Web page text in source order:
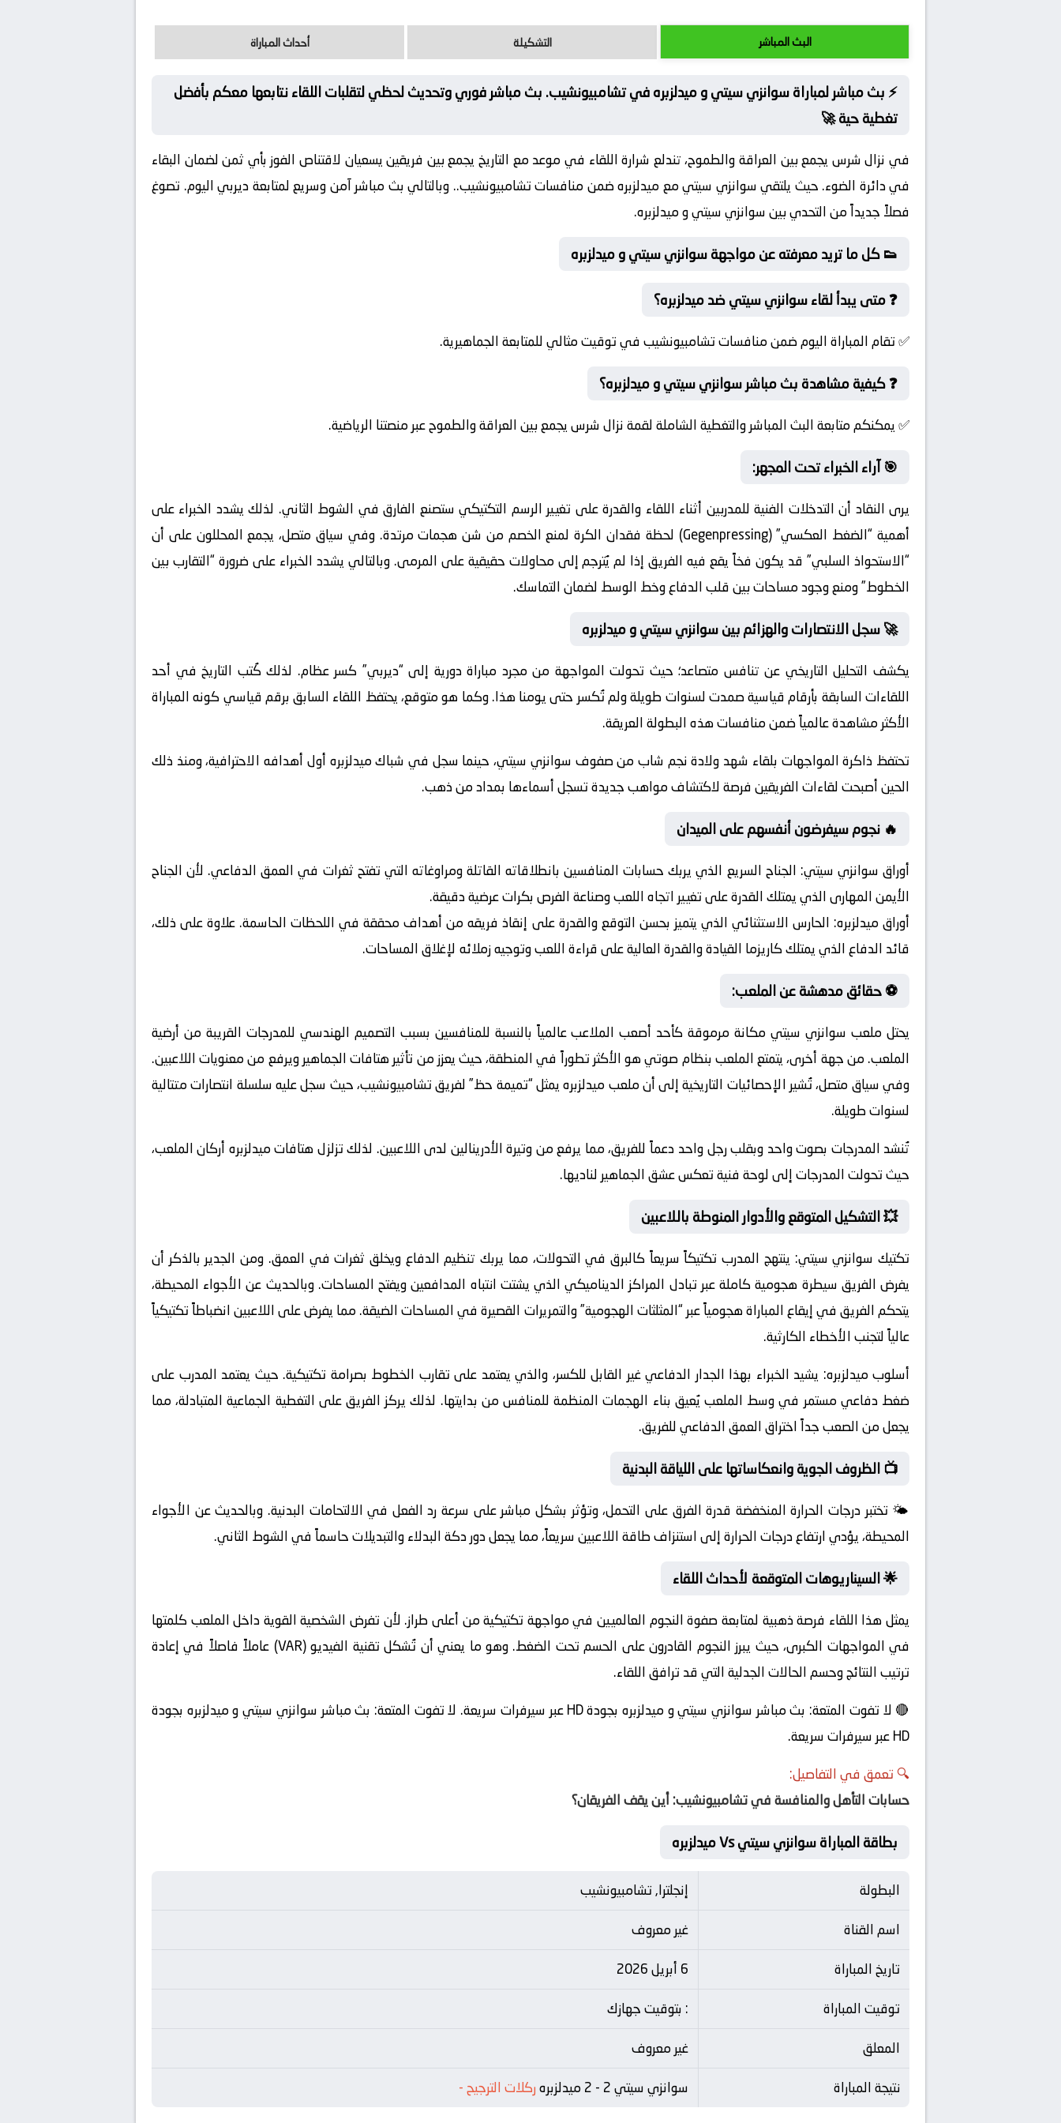
البث المباشر التشكيلة أحداث المباراة
⚡ بث مباشر لمباراة سوانزي سيتي و ميدلزبره في تشامبيونشيب. بث مباشر فوري وتحديث لحظي لتقلبات اللقاء نتابعها معكم بأفضل
تغطية حية 🚀
في نزال شرس يجمع بين العراقة والطموح، تندلع شرارة اللقاء في موعد مع التاريخ يجمع بين فريقين يسعيان لاقتناص الفوز بأي ثمن لضمان البقاء
في دائرة الضوء. حيث يلتقي سوانزي سيتي مع ميدلزبره ضمن منافسات تشامبيونشيب.. وبالتالي بث مباشر آمن وسريع لمتابعة ديربي اليوم. تصوغ
فصلاً جديداً من التحدي بين سوانزي سيتي و ميدلزبره.
👟 كل ما تريد معرفته عن مواجهة سوانزي سيتي و ميدلزبره
❓ متى يبدأ لقاء سوانزي سيتي ضد ميدلزبره؟
✅ تقام المباراة اليوم ضمن منافسات تشامبيونشيب في توقيت مثالي للمتابعة الجماهيرية.
❓ كيفية مشاهدة بث مباشر سوانزي سيتي و ميدلزبره؟
✅ يمكنكم متابعة البث المباشر والتغطية الشاملة لقمة نزال شرس يجمع بين العراقة والطموح عبر منصتنا الرياضية.
🎯 آراء الخبراء تحت المجهر:
يرى النقاد أن التدخلات الفنية للمدربين أثناء اللقاء والقدرة على تغيير الرسم التكتيكي ستصنع الفارق في الشوط الثاني. لذلك يشدد الخبراء على
أهمية “الضغط العكسي” (Gegenpressing) لحظة فقدان الكرة لمنع الخصم من شن هجمات مرتدة. وفي سياق متصل، يجمع المحللون على أن
“الاستحواذ السلبي” قد يكون فخاً يقع فيه الفريق إذا لم يُترجم إلى محاولات حقيقية على المرمى. وبالتالي يشدد الخبراء على ضرورة “التقارب بين
الخطوط” ومنع وجود مساحات بين قلب الدفاع وخط الوسط لضمان التماسك.
🚀 سجل الانتصارات والهزائم بين سوانزي سيتي و ميدلزبره
يكشف التحليل التاريخي عن تنافس متصاعد؛ حيث تحولت المواجهة من مجرد مباراة دورية إلى “ديربي” كسر عظام. لذلك كُتب التاريخ في أحد
اللقاءات السابقة بأرقام قياسية صمدت لسنوات طويلة ولم تُكسر حتى يومنا هذا. وكما هو متوقع، يحتفظ اللقاء السابق برقم قياسي كونه المباراة
الأكثر مشاهدة عالمياً ضمن منافسات هذه البطولة العريقة.
تحتفظ ذاكرة المواجهات بلقاء شهد ولادة نجم شاب من صفوف سوانزي سيتي، حينما سجل في شباك ميدلزبره أول أهدافه الاحترافية، ومنذ ذلك
الحين أصبحت لقاءات الفريقين فرصة لاكتشاف مواهب جديدة تسجل أسماءها بمداد من ذهب.
🔥 نجوم سيفرضون أنفسهم على الميدان
أوراق سوانزي سيتي: الجناح السريع الذي يربك حسابات المنافسين بانطلاقاته القاتلة ومراوغاته التي تفتح ثغرات في العمق الدفاعي. لأن الجناح
الأيمن المهارى الذي يمتلك القدرة على تغيير اتجاه اللعب وصناعة الفرص بكرات عرضية دقيقة.
أوراق ميدلزبره: الحارس الاستثنائي الذي يتميز بحسن التوقع والقدرة على إنقاذ فريقه من أهداف محققة في اللحظات الحاسمة. علاوة على ذلك،
قائد الدفاع الذي يمتلك كاريزما القيادة والقدرة العالية على قراءة اللعب وتوجيه زملائه لإغلاق المساحات.
⚽ حقائق مدهشة عن الملعب:
يحتل ملعب سوانزي سيتي مكانة مرموقة كأحد أصعب الملاعب عالمياً بالنسبة للمنافسين بسبب التصميم الهندسي للمدرجات القريبة من أرضية
الملعب. من جهة أخرى، يتمتع الملعب بنظام صوتي هو الأكثر تطوراً في المنطقة، حيث يعزز من تأثير هتافات الجماهير ويرفع من معنويات اللاعبين.
وفي سياق متصل، تُشير الإحصائيات التاريخية إلى أن ملعب ميدلزبره يمثل “تميمة حظ” لفريق تشامبيونشيب، حيث سجل عليه سلسلة انتصارات متتالية
لسنوات طويلة.
تُنشد المدرجات بصوت واحد وبقلب رجل واحد دعماً للفريق، مما يرفع من وتيرة الأدرينالين لدى اللاعبين. لذلك تزلزل هتافات ميدلزبره أركان الملعب،
حيث تحولت المدرجات إلى لوحة فنية تعكس عشق الجماهير لناديها.
💥 التشكيل المتوقع والأدوار المنوطة باللاعبين
تكتيك سوانزي سيتي: ينتهج المدرب تكتيكاً سريعاً كالبرق في التحولات، مما يربك تنظيم الدفاع ويخلق ثغرات في العمق. ومن الجدير بالذكر أن
يفرض الفريق سيطرة هجومية كاملة عبر تبادل المراكز الديناميكي الذي يشتت انتباه المدافعين ويفتح المساحات. وبالحديث عن الأجواء المحيطة،
يتحكم الفريق في إيقاع المباراة هجومياً عبر “المثلثات الهجومية” والتمريرات القصيرة في المساحات الضيقة. مما يفرض على اللاعبين انضباطاً تكتيكياً
عالياً لتجنب الأخطاء الكارثية.
أسلوب ميدلزبره: يشيد الخبراء بهذا الجدار الدفاعي غير القابل للكسر، والذي يعتمد على تقارب الخطوط بصرامة تكتيكية. حيث يعتمد المدرب على
ضغط دفاعي مستمر في وسط الملعب يُعيق بناء الهجمات المنظمة للمنافس من بدايتها. لذلك يركز الفريق على التغطية الجماعية المتبادلة، مما
يجعل من الصعب جداً اختراق العمق الدفاعي للفريق.
📺 الظروف الجوية وانعكاساتها على اللياقة البدنية
🌤️ تختبر درجات الحرارة المنخفضة قدرة الفرق على التحمل، وتؤثر بشكل مباشر على سرعة رد الفعل في الالتحامات البدنية. وبالحديث عن الأجواء
المحيطة، يؤدي ارتفاع درجات الحرارة إلى استنزاف طاقة اللاعبين سريعاً، مما يجعل دور دكة البدلاء والتبديلات حاسماً في الشوط الثاني.
🌟 السيناريوهات المتوقعة لأحداث اللقاء
يمثل هذا اللقاء فرصة ذهبية لمتابعة صفوة النجوم العالميين في مواجهة تكتيكية من أعلى طراز. لأن تفرض الشخصية القوية داخل الملعب كلمتها
في المواجهات الكبرى، حيث يبرز النجوم القادرون على الحسم تحت الضغط. وهو ما يعني أن تُشكل تقنية الفيديو (VAR) عاملاً فاصلاً في إعادة
ترتيب النتائج وحسم الحالات الجدلية التي قد ترافق اللقاء.
🔴 لا تفوت المتعة: بث مباشر سوانزي سيتي و ميدلزبره بجودة HD عبر سيرفرات سريعة. لا تفوت المتعة: بث مباشر سوانزي سيتي و ميدلزبره بجودة
HD عبر سيرفرات سريعة.
🔍 تعمق في التفاصيل:
حسابات التأهل والمنافسة في تشامبيونشيب: أين يقف الفريقان؟
بطاقة المباراة سوانزي سيتي Vs ميدلزبره
البطولة
إنجلترا, تشامبيونشيب
اسم القناة
غير معروف
تاريخ المباراة
6 أبريل 2026
توقيت المباراة
: بتوقيت جهازك
المعلق
غير معروف
نتيجة المباراة
سوانزي سيتي 2 - 2 ميدلزبره ركلات الترجيح-